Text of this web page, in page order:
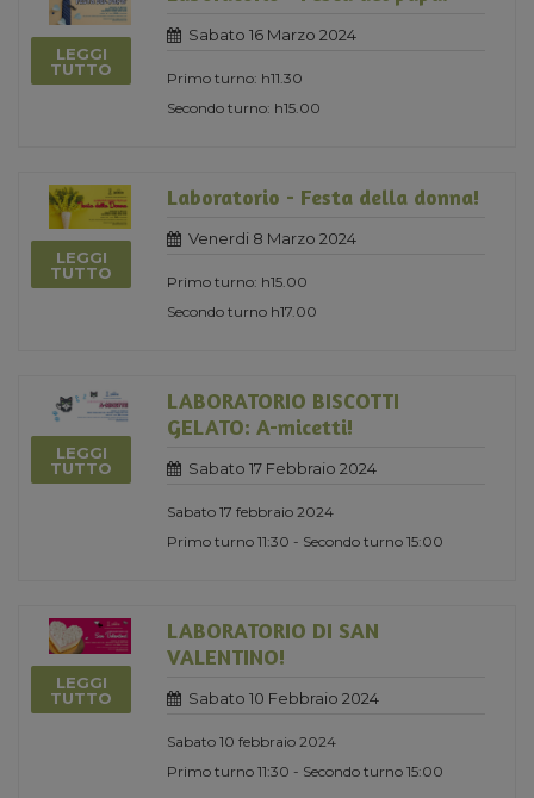
LEGGI
TUTTO
Sabato 16 Marzo 2024
Primo turno: h11.30
Secondo turno: h15.00
LEGGI
TUTTO
Laboratorio - Festa della donna!
Venerdi 8 Marzo 2024
Primo turno: h15.00
Secondo turno h17.00
LEGGI
TUTTO
LABORATORIO BISCOTTI
GELATO: A-micetti!
Sabato 17 Febbraio 2024
Sabato 17 febbraio 2024
Primo turno 11:30 - Secondo turno 15:00
LEGGI
TUTTO
LABORATORIO DI SAN
VALENTINO!
Sabato 10 Febbraio 2024
Sabato 10 febbraio 2024
Primo turno 11:30 - Secondo turno 15:00